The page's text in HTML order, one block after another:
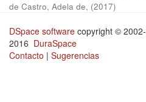
de Castro, Adela de, (2017)
DSpace software copyright © 2002-
2016 DuraSpace
Contacto | Sugerencias